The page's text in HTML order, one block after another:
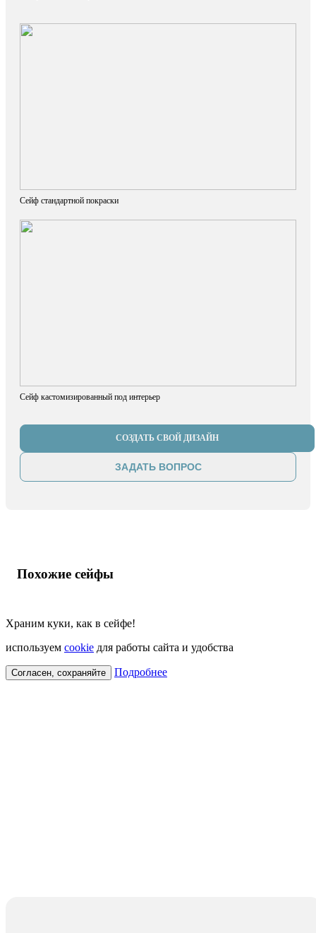
Сейф стандартной покраски
Сейф кастомизированный под интерьер
СОЗДАТЬ СВОЙ ДИЗАЙН
ЗАДАТЬ ВОПРОС
Похожие сейфы
Храним куки, как в сейфе!
используем cookie для работы сайта и удобства
Согласен, сохраняйте Подробнее